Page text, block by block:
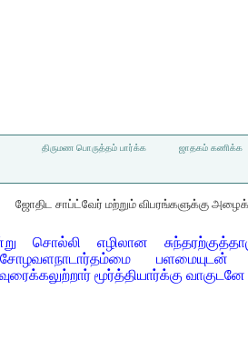
திருமண பொருத்தம் பார்க்க ஜாதகம் கணிக்க
ஜோதிட சாப்ட்வேர் மற்றும் விபரங்களுக்கு
சொல்லி எழிலான
பளமையுடன்
மூர்த்தியார்க்கு